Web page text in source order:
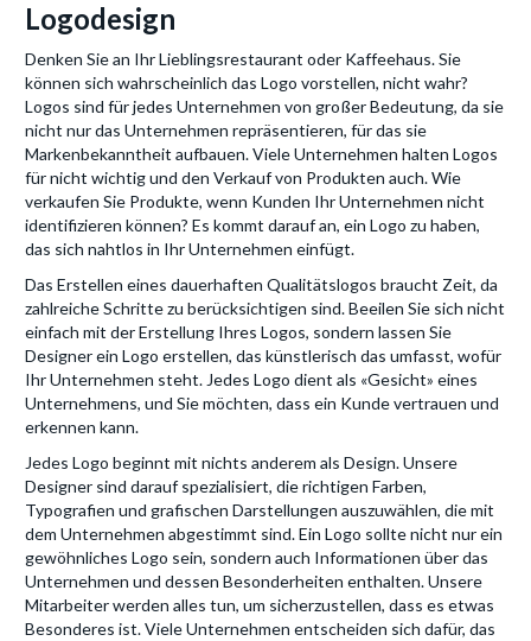
Logodesign
Denken Sie an Ihr Lieblingsrestaurant oder Kaffeehaus. Sie
können sich wahrscheinlich das Logo vorstellen, nicht wahr?
Logos sind für jedes Unternehmen von großer Bedeutung, da sie
nicht nur das Unternehmen repräsentieren, für das sie
Markenbekanntheit aufbauen. Viele Unternehmen halten Logos
für nicht wichtig und den Verkauf von Produkten auch. Wie
verkaufen Sie Produkte, wenn Kunden Ihr Unternehmen nicht
identifizieren können? Es kommt darauf an, ein Logo zu haben,
das sich nahtlos in Ihr Unternehmen einfügt.
Das Erstellen eines dauerhaften Qualitätslogos braucht Zeit, da
zahlreiche Schritte zu berücksichtigen sind. Beeilen Sie sich nicht
einfach mit der Erstellung Ihres Logos, sondern lassen Sie
Designer ein Logo erstellen, das künstlerisch das umfasst, wofür
Ihr Unternehmen steht. Jedes Logo dient als «Gesicht» eines
Unternehmens, und Sie möchten, dass ein Kunde vertrauen und
erkennen kann.
Jedes Logo beginnt mit nichts anderem als Design. Unsere
Designer sind darauf spezialisiert, die richtigen Farben,
Typografien und grafischen Darstellungen auszuwählen, die mit
dem Unternehmen abgestimmt sind. Ein Logo sollte nicht nur ein
gewöhnliches Logo sein, sondern auch Informationen über das
Unternehmen und dessen Besonderheiten enthalten. Unsere
Mitarbeiter werden alles tun, um sicherzustellen, dass es etwas
Besonderes ist. Viele Unternehmen entscheiden sich dafür, das